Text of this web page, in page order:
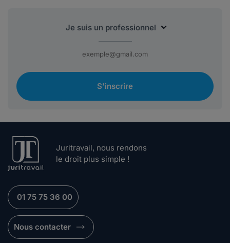
S'inscrire
Juritravail, nous rendons
le droit plus simple !
01 75 75 36 00
Nous contacter